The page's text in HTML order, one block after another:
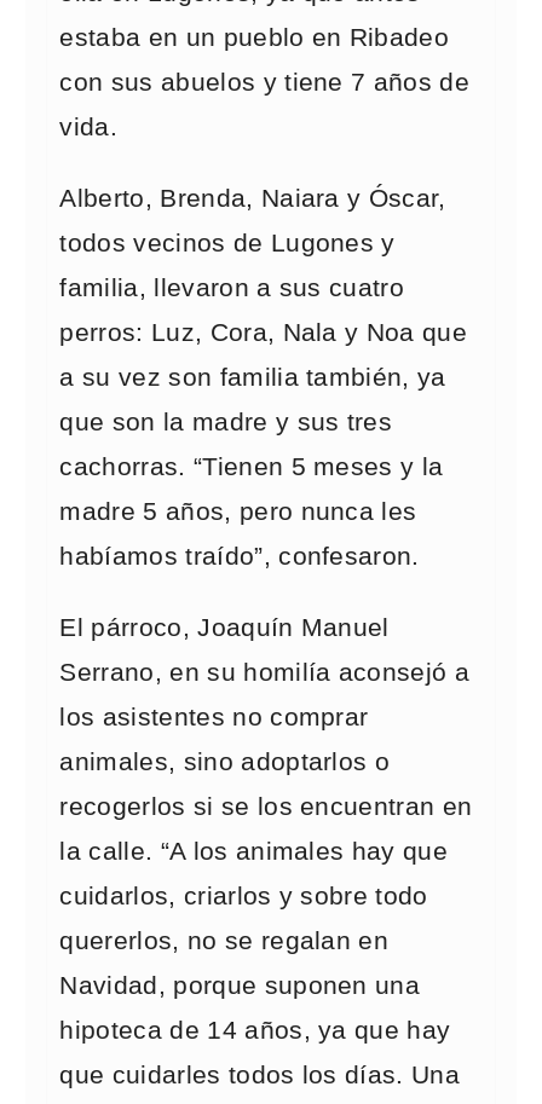
estaba en un pueblo en Ribadeo
con sus abuelos y tiene 7 años de
vida.
Alberto, Brenda, Naiara y Óscar,
todos vecinos de Lugones y
familia, llevaron a sus cuatro
perros: Luz, Cora, Nala y Noa que
a su vez son familia también, ya
que son la madre y sus tres
cachorras. “Tienen 5 meses y la
madre 5 años, pero nunca les
habíamos traído”, confesaron.
El párroco, Joaquín Manuel
Serrano, en su homilía aconsejó a
los asistentes no comprar
animales, sino adoptarlos o
recogerlos si se los encuentran en
la calle. “A los animales hay que
cuidarlos, criarlos y sobre todo
quererlos, no se regalan en
Navidad, porque suponen una
hipoteca de 14 años, ya que hay
que cuidarles todos los días. Una